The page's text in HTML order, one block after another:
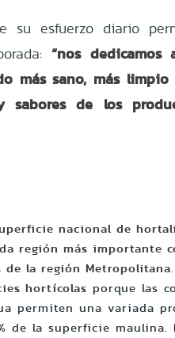
su esfuerzo diario
“nos
más sano, más
sabores de los
nacional de
región más importante
la región Metropolitana.
hortícolas porque las
permiten una variada
de la superficie maulina.